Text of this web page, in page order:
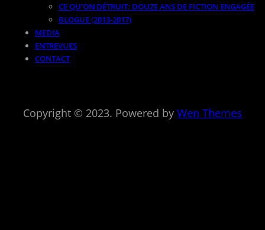
CE QU’ON DÉTRUIT: DOUZE ANS DE FICTION ENGAGÉE
BLOGUE (2013-2017)
MEDIA
ENTREVUES
CONTACT
Copyright © 2023. Powered by Wen Themes